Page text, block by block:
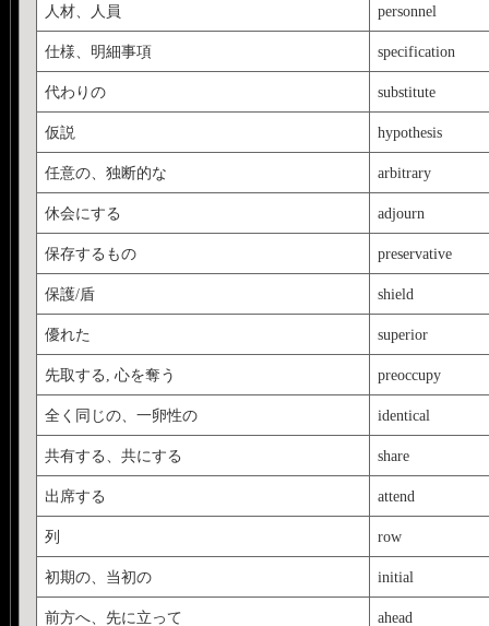
人材、人員 personnel
仕様、明細事項 specification
代わりの substitute
仮説 hypothesis
任意の、独断的な arbitrary
休会にする adjourn
保存するもの preservative
保護/盾 shield
優れた superior
先取する, 心を奪う preoccupy
全く同じの、一卵性の identical
共有する、共にする share
出席する attend
列 row
初期の、当初の initial
前方へ、先に立って ahead